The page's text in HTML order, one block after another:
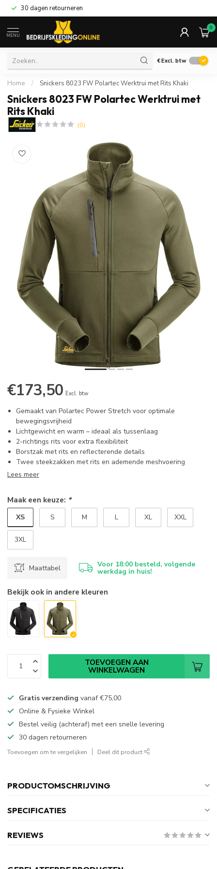
30 dagen retourneren
MENU
0
€Excl. btw
Home / Snickers 8023 FW Polartec Werktrui met Rits Khaki
Snickers 8023 FW Polartec Werktrui met
Rits Khaki
(0)
€173,50 Excl. btw
Gemaakt van Polartec Power Stretch voor optimale
bewegingsvrijheid
Lichtgewicht en warm – ideaal als tussenlaag
2-richtings rits voor extra flexibiliteit
Borstzak met rits en reflecterende details
Twee steekzakken met rits en ademende meshvoering
Lees meer
Maak een keuze: *
XS S M L XL XXL
3XL
Maattabel Voor 18:00 besteld, volgende
werkdag in huis!
Bekijk ook in andere kleuren
TOEVOEGEN AAN
WINKELWAGEN
Gratis verzending vanaf€75,00
Online & Fysieke Winkel
Bestel veilig (achteraf) met een snelle levering
30 dagen retourneren
Toevoegen om te vergelijken Deel dit product
PRODUCTOMSCHRIJVING
SPECIFICATIES
REVIEWS